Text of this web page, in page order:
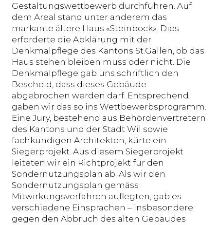
Gestaltungswettbewerb durchführen. Auf
dem Areal stand unter anderem das
markante ältere Haus «Steinbock». Dies
erforderte die Abklärung mit der
Denkmalpflege des Kantons St.Gallen, ob das
Haus stehen bleiben muss oder nicht. Die
Denkmalpflege gab uns schriftlich den
Bescheid, dass dieses Gebäude
abgebrochen werden darf. Entsprechend
gaben wir das so ins Wettbewerbsprogramm.
Eine Jury, bestehend aus Behördenvertretern
des Kantons und der Stadt Wil sowie
fachkundigen Architekten, kürte ein
Siegerprojekt. Aus diesem Siegerprojekt
leiteten wir ein Richtprojekt für den
Sondernutzungsplan ab. Als wir den
Sondernutzungsplan gemäss
Mitwirkungsverfahren auflegten, gab es
verschiedene Einsprachen – insbesondere
gegen den Abbruch des alten Gebäudes